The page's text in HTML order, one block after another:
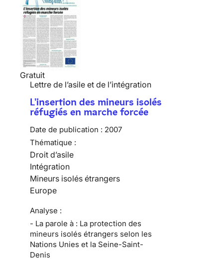
Gratuit
Lettre de l’asile et de l’intégration
L'insertion des mineurs isolés
réfugiés en marche forcée
Date de publication : 2007
Thématique :
Droit d’asile
Intégration
Mineurs isolés étrangers
Europe
Analyse :
- La parole à : La protection des
mineurs isolés étrangers selon les
Nations Unies et la Seine-Saint-
Denis